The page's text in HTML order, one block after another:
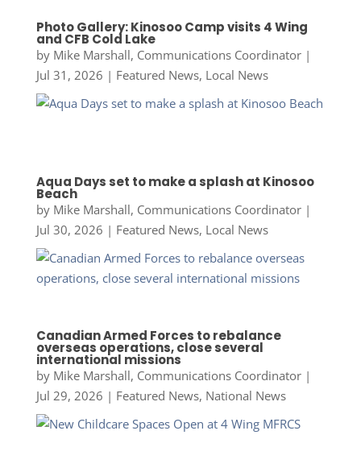
Photo Gallery: Kinosoo Camp visits 4 Wing
and CFB Cold Lake
by Mike Marshall, Communications Coordinator|
Jul 31, 2026 | Featured News, Local News
Aqua Days set to make a splash at Kinosoo
Beach
by Mike Marshall, Communications Coordinator|
Jul 30, 2026 | Featured News, Local News
Canadian Armed Forces to rebalance
overseas operations, close several
international missions
by Mike Marshall, Communications Coordinator|
Jul 29, 2026 | Featured News, National News